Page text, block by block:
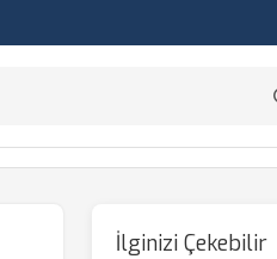
İlginizi Çekebilir